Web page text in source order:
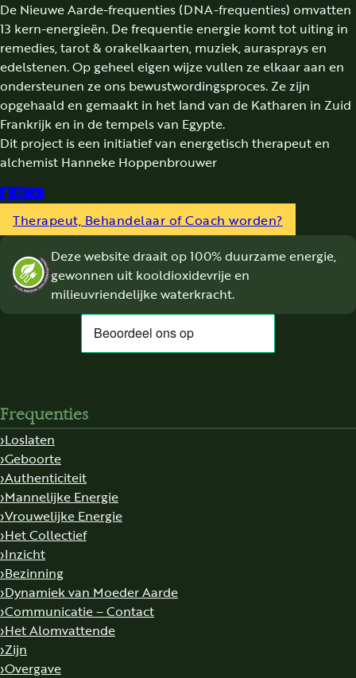
De Nieuwe Aarde-frequenties (DNA-frequenties) omvatten
13 kern-energieën. De frequentie energie komt tot uiting in
remedies, tarot & orakelkaarten, muziek, aurasprays en
edelstenen. Op geheel eigen wijze vullen ze elkaar aan en
ondersteunen ze ons bewustwordingsproces. Ze zijn
opgehaald en gemaakt in het land van de Katharen in Zuid
Frankrijk en in de tempels van Egypte.
Dit project is een initiatief van energetisch therapeut en
alchemist Hanneke Hoppenbrouwer
Follow us on Facebook
Follow us on Instagram
Follow us on YouTube
Therapeut, Behandelaar of Coach worden?
Deze website draait op 100% duurzame energie,
gewonnen uit kooldioxidevrije en
milieuvriendelijke waterkracht.
Frequenties
Loslaten
Geboorte
Authenticiteit
Mannelijke Energie
Vrouwelijke Energie
Het Collectief
Inzicht
Bezinning
Dynamiek van Moeder Aarde
Communicatie – Contact
Het Alomvattende
Zijn
Overgave